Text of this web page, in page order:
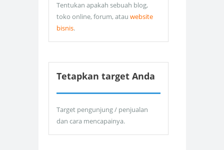
Tentukan apakah sebuah blog,
toko online, forum, atau website
bisnis.
Tetapkan target Anda
Target pengunjung / penjualan
dan cara mencapainya.